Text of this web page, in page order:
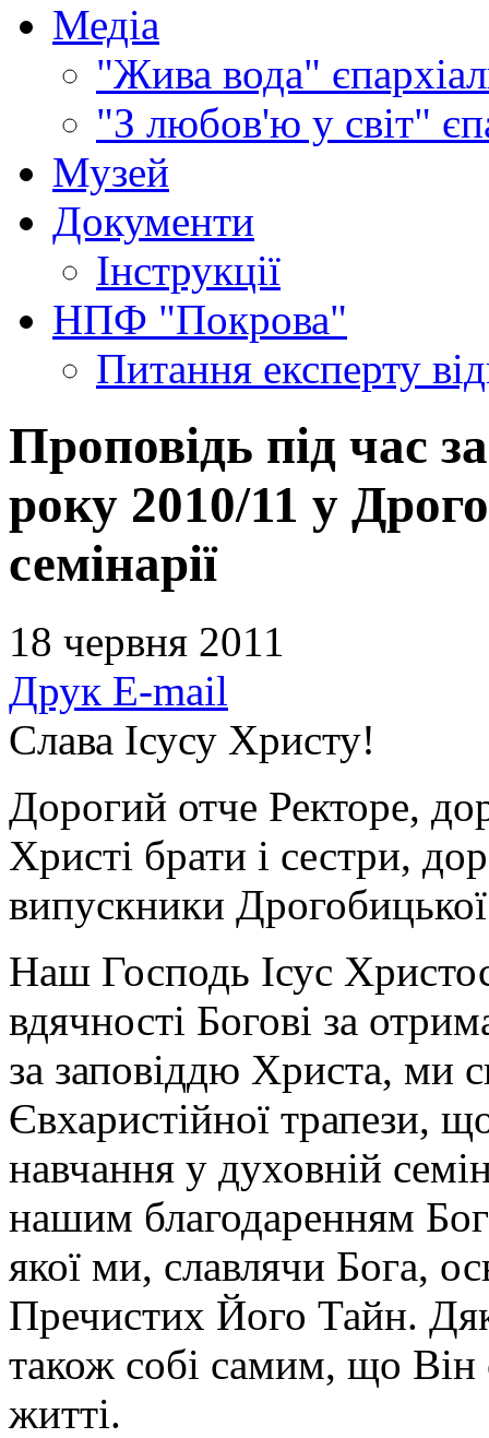
Медіа
"Жива вода"
"З любов'ю у світ"
Музей
Документи
Інструкції
НПФ "Покрова"
Питання експерту
Проповідь під час
року 2010/11 у
семінарії
18 червня 2011
Друк E-mail
Слава Ісусу Христу!
Дорогий отче Ректоре,
Христі брати і сестри,
випускники Дрогобицької
Наш Господь Ісус
вдячності Богові за
за заповіддю Христа, ми
Євхаристійної трапези,
навчання у духовній
нашим благодаренням
якої ми, славлячи Бога,
Пречистих Його Тайн.
також собі самим, що
житті.